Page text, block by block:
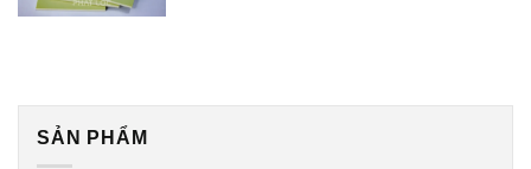
SẢN PHẨM